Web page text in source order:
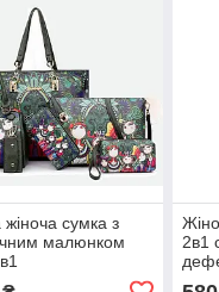
сумка з
малюнком
2в1